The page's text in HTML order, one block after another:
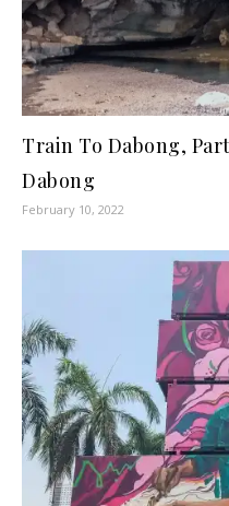
Train To Dabong,
Dabong
February 10, 2022